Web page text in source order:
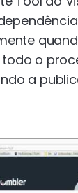
todo o
a